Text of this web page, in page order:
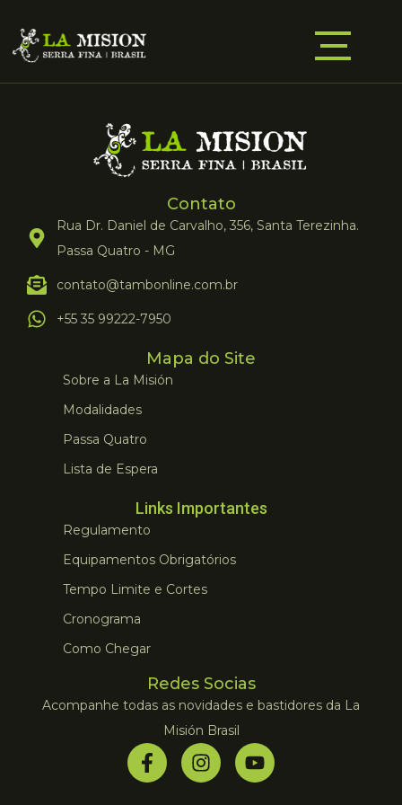
Contato
Rua Dr. Daniel de Carvalho, 356, Santa Terezinha.
Passa Quatro - MG
contato@tambonline.com.br
+55 35 99222-7950
Mapa do Site
Sobre a La Misión
Modalidades
Passa Quatro
Lista de Espera
Links Importantes
Regulamento
Equipamentos Obrigatórios
Tempo Limite e Cortes
Cronograma
Como Chegar
Redes Socias
Acompanhe todas as novidades e bastidores da La
Misión Brasil